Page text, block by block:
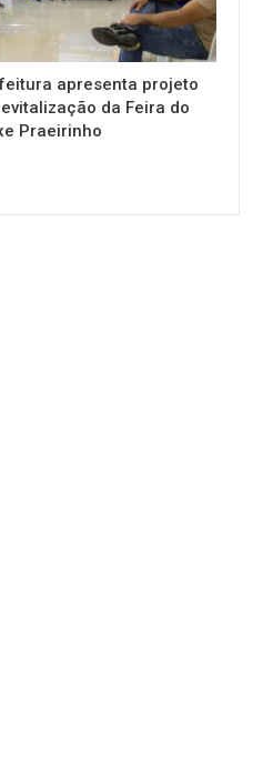
apresenta projeto
da Feira do
Praeirinho